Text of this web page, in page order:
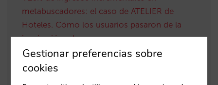
metabuscadores: el caso de ATELIER de
Hoteles. Cómo los usuarios pasaron de la
inspiración a la reserva
Descubre el nuevo motor de reservas de
Mirai
Gestionar preferencias sobre
cookies